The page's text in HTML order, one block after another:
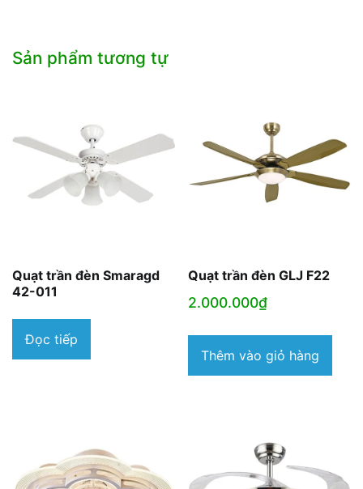
Sản phẩm tương tự
Quạt trần đèn Smaragd
42-011
Đọc tiếp
Quạt trần đèn GLJ F22
2.000.000₫
Thêm vào giỏ hàng